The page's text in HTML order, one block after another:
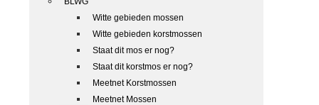
Witte gebieden mossen
Witte gebieden korstmossen
Staat dit mos er nog?
Staat dit korstmos er nog?
Meetnet Korstmossen
Meetnet Mossen